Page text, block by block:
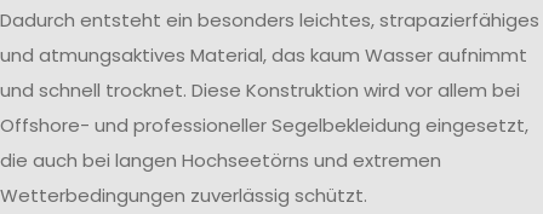
Dadurch entsteht ein besonders leichtes, strapazierfähiges
und atmungsaktives Material, das kaum Wasser aufnimmt
und schnell trocknet. Diese Konstruktion wird vor allem bei
Offshore- und professioneller Segelbekleidung eingesetzt,
die auch bei langen Hochseetörns und extremen
Wetterbedingungen zuverlässig schützt.